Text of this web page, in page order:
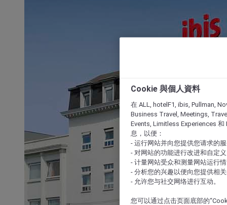
Cookie 與個人資料
在 ALL, hotelF1, ibis, Pullman,
Business Travel, Meetings,
Events, Limitless Experiences 和
息，以便：
- 运行网站并向您提供您请求的
- 对网站的功能进行改进和自定义
- 计量网站受众和测量网站运行
- 分析您的兴趣以便向您提供相
- 允许您与社交网络进行互动。
您可以通过点击页面底部的